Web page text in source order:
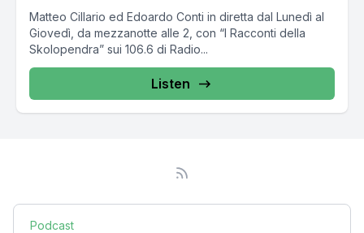
Matteo Cillario ed Edoardo Conti in diretta dal Lunedì al
Giovedì, da mezzanotte alle 2, con “I Racconti della
Skolopendra” sui 106.6 di Radio...
Listen
Podcast